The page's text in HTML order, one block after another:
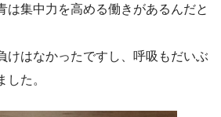
は集中力を高める働きがあるんだと
けはなかったですし、呼吸もだいぶ
た。